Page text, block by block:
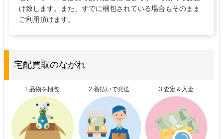
け致します。また、すでに梱包されている場合もそのまま
ご利用頂けます。
宅配買取のながれ
1.品物を梱包 2.着払いで発送 3.査定＆入金